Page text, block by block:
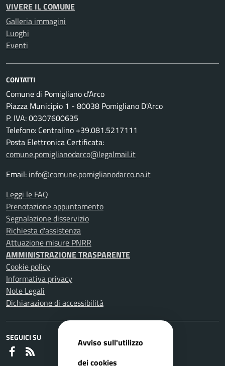
VIVERE IL COMUNE
Galleria immagini
Luoghi
Eventi
CONTATTI
Comune di Pomigliano d'Arco
Piazza Municipio 1 - 80038 Pomigliano D'Arco
P. IVA: 00307600635
Telefono: Centralino +39.081.5217111
Posta Elettronica Certificata:
comune.pomiglianodarco@legalmail.it
Email: info@comune.pomiglianodarco.na.it
Leggi le FAQ
Prenotazione appuntamento
Segnalazione disservizio
Richiesta d'assistenza
Attuazione misure PNRR
AMMINISTRAZIONE TRASPARENTE
Cookie policy
Informativa privacy
Note Legali
Dichiarazione di accessibilità
SEGUICI SU
Faceboook
Avviso sull'utilizzo
dei cookies